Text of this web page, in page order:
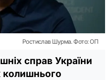
Ростислав Шурма. Фото: ОП
справ України
колишнього